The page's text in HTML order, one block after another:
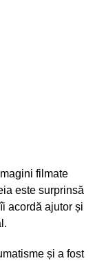
filmate
este surprinsă
acordă ajutor și
și a fost